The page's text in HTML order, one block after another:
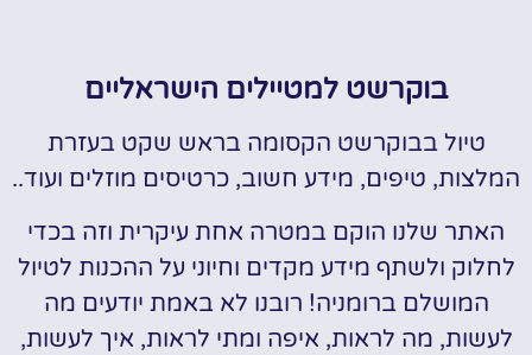
בוקרשט למטיילים הישראליים
טיול בבוקרשט הקסומה בראש שקט בעזרת
המלצות, טיפים, מידע חשוב, כרטיסים מוזלים ועוד..
האתר שלנו הוקם במטרה אחת עיקרית וזה בכדי
לחלוק ולשתף מידע מקדים וחיוני על ההכנות לטיול
המושלם ברומניה! רובנו לא באמת יודעים מה
לעשות, מה לראות, איפה ומתי לראות, איך לעשות,